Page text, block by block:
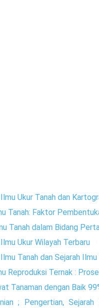
Ukur Tanah dan
Tanah: Faktor
Tanah dalam Bidang
Ukur Wilayah Terbaru
Tanah dan Sejarah
Reproduksi Ternak :
Tanaman dengan Baik
; Pengertian,